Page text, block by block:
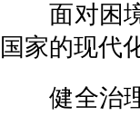
面对困境
国家的现代
健全治理